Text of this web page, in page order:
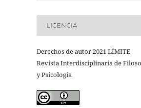
LICENCIA
Derechos de autor 2021 LÍMITE
Revista Interdisciplinaria de
y Psicología